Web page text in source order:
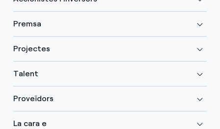
Premsa
Projectes
Talent
Proveïdors
La cara e